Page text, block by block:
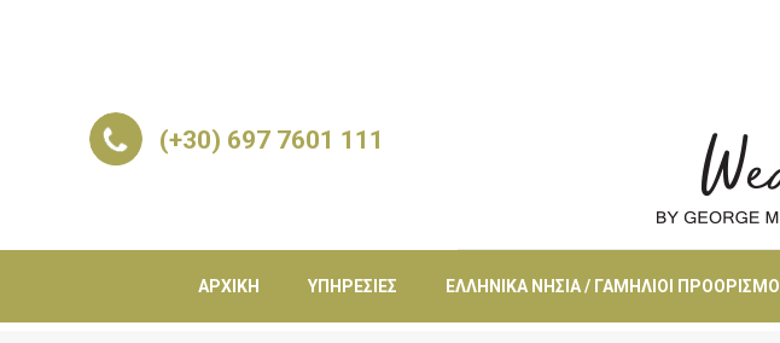
(+30) 697 7601 111
ΑΡΧΙΚΉ ΥΠΗΡΕΣΊΕΣ ΕΛΛΗΝΙΚΆ ΝΗΣΙΆ / ΓΑΜΉΛΙΟΙ ΠΡΟΟΡΙΣΜΟΊ